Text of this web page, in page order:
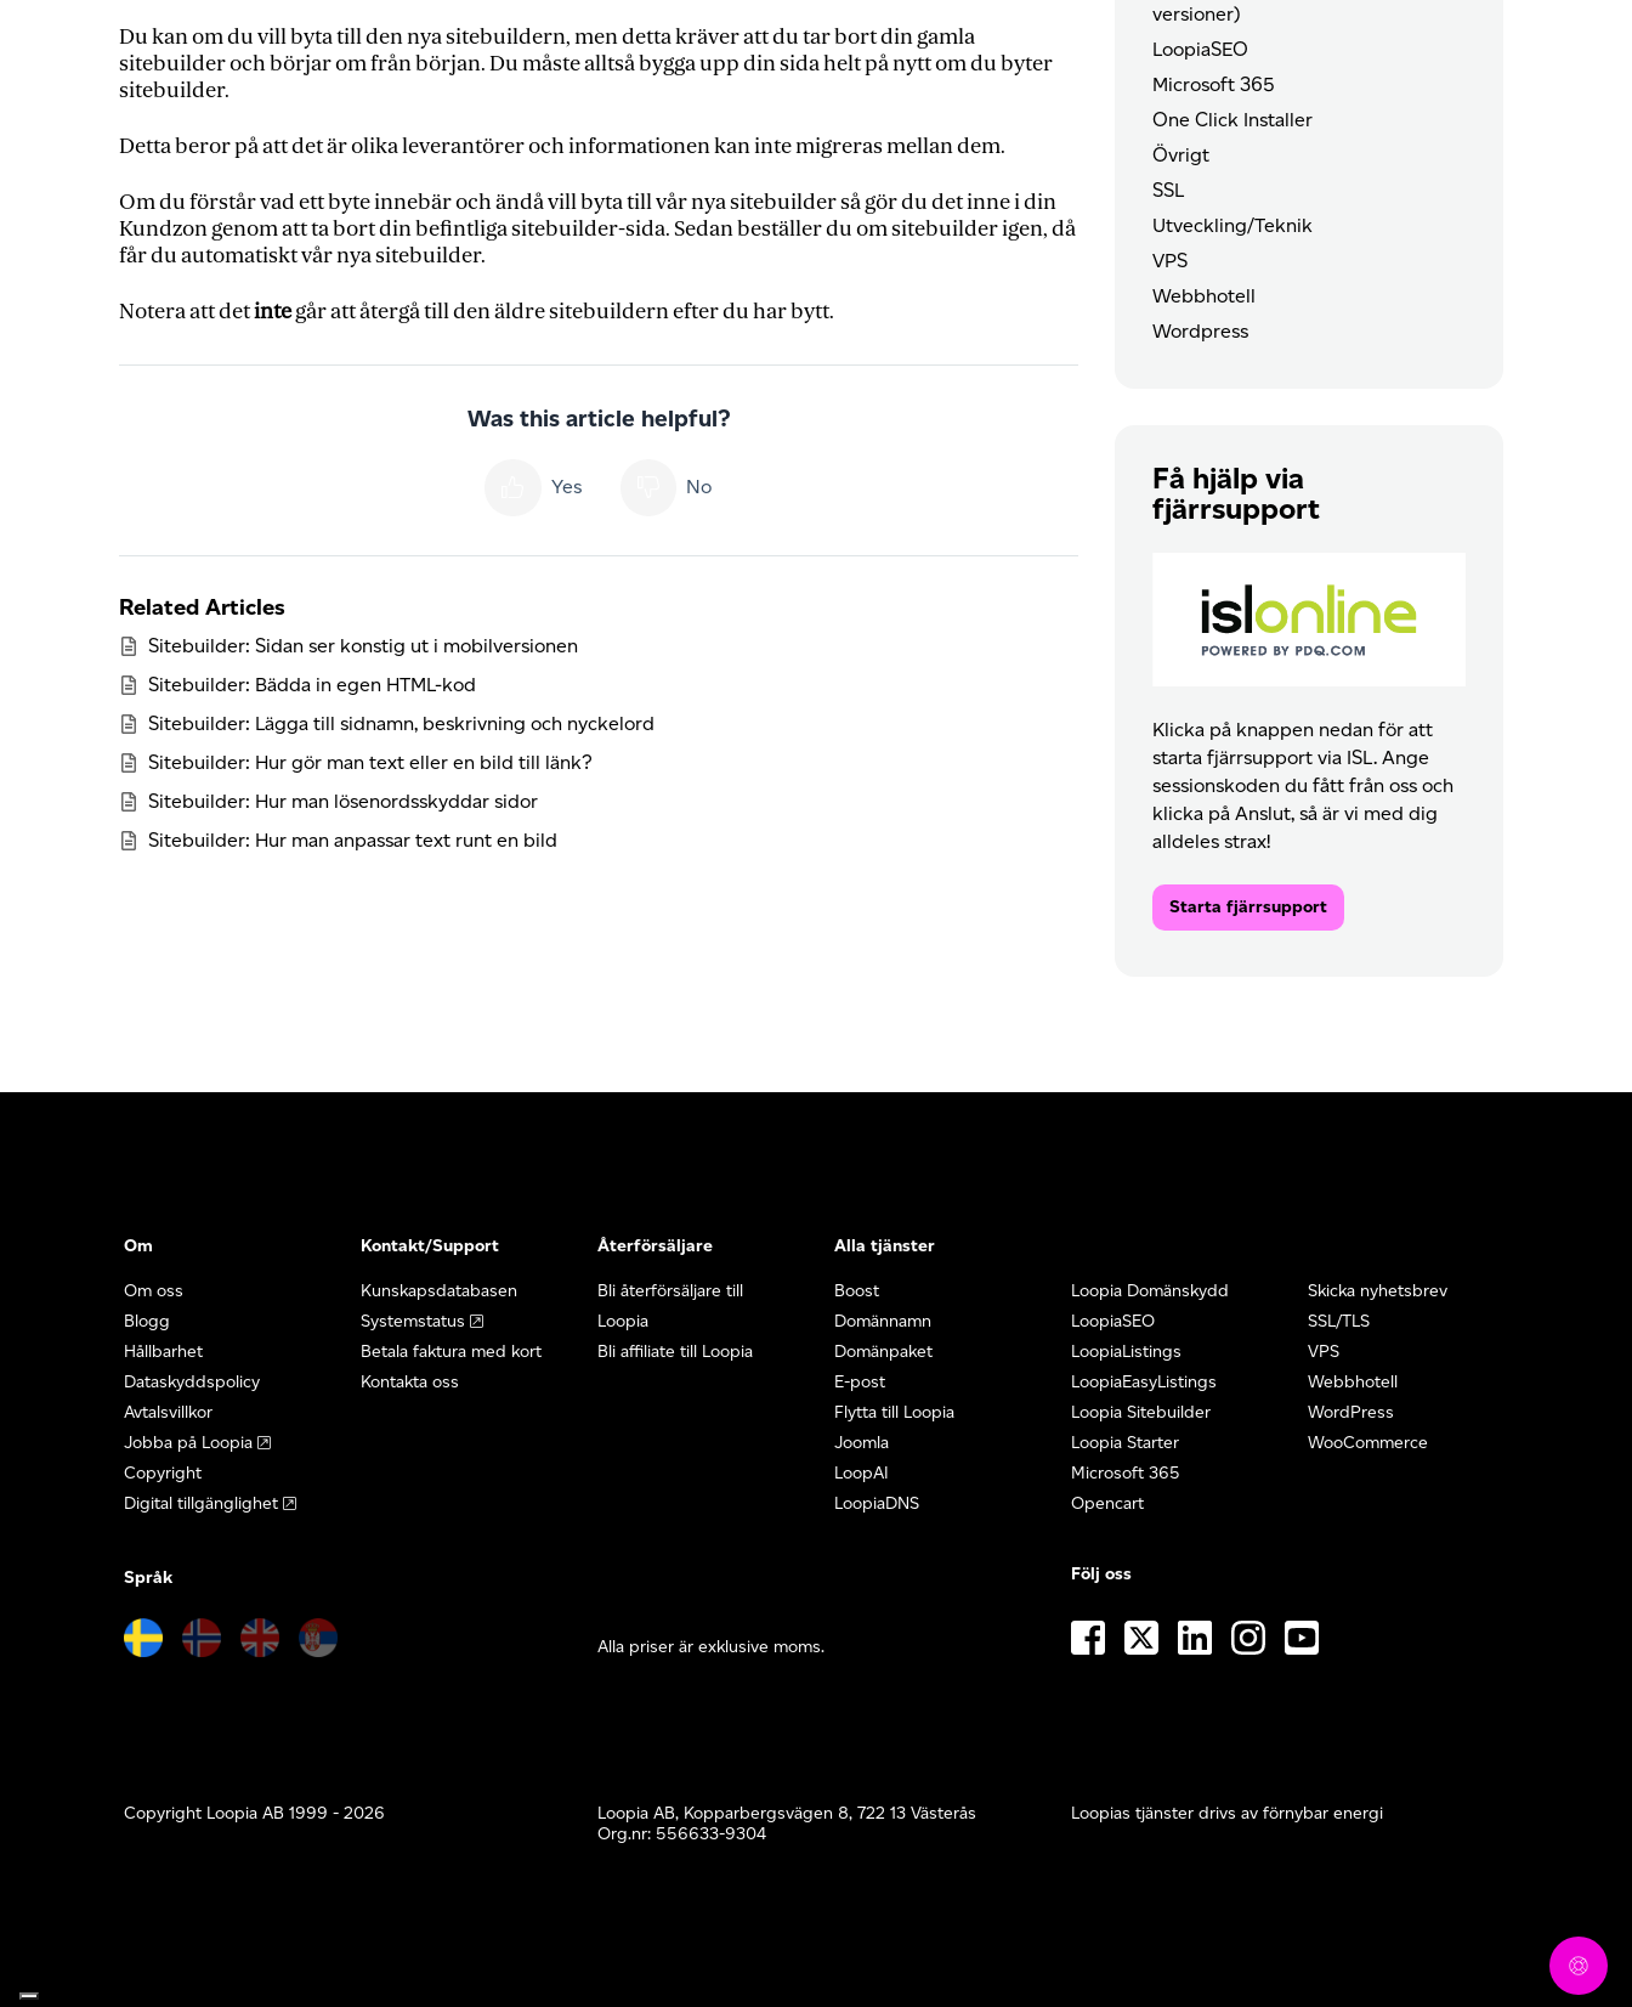
Du kan om du vill byta till den nya sitebuildern, men detta kräver att du tar bort din gamla
sitebuilder och börjar om från början. Du måste alltså bygga upp din sida helt på nytt om du byter
sitebuilder.
Detta beror på att det är olika leverantörer och informationen kan inte migreras mellan dem.
Om du förstår vad ett byte innebär och ändå vill byta till vår nya sitebuilder så gör du det inne i din
Kundzon genom att ta bort din befintliga sitebuilder-sida. Sedan beställer du om sitebuilder igen, då
får du automatiskt vår nya sitebuilder.
Notera att detintegår att återgå till den äldre sitebuildern efter du har bytt.
Was this article helpful?
Yes No
Related Articles
Sitebuilder: Sidan ser konstig ut i mobilversionen
Sitebuilder: Bädda in egen HTML-kod
Sitebuilder: Lägga till sidnamn, beskrivning och nyckelord
Sitebuilder: Hur gör man text eller en bild till länk?
Sitebuilder: Hur man lösenordsskyddar sidor
Sitebuilder: Hur man anpassar text runt en bild
versioner)
LoopiaSEO
Microsoft 365
One Click Installer
Övrigt
SSL
Utveckling/Teknik
VPS
Webbhotell
Wordpress
Få hjälp via
fjärrsupport
Klicka på knappen nedan för att
starta fjärrsupport via ISL. Ange
sessionskoden du fått från oss och
klicka på Anslut, så är vi med dig
alldeles strax!
Starta fjärrsupport
Om
Om oss
Blogg
Hållbarhet
Dataskyddspolicy
Avtalsvillkor
Jobba på Loopia
Copyright
Digital tillgänglighet
Kontakt/Support
Kunskapsdatabasen
Systemstatus
Betala faktura med kort
Kontakta oss
Återförsäljare
Bli återförsäljare till
Loopia
Bli affiliate till Loopia
Alla tjänster
Boost
Domännamn
Domänpaket
E-post
Flytta till Loopia
Joomla
LoopAI
LoopiaDNS
Loopia Domänskydd
LoopiaSEO
LoopiaListings
LoopiaEasyListings
Loopia Sitebuilder
Loopia Starter
Microsoft 365
Opencart
Skicka nyhetsbrev
SSL/TLS
VPS
Webbhotell
WordPress
WooCommerce
Språk
Alla priser är exklusive moms.
Följ oss
Copyright Loopia AB 1999 - 2026
Loopia AB, Kopparbergsvägen 8, 722 13 Västerås
Org.nr: 556633-9304
Loopias tjänster drivs av förnybar energi